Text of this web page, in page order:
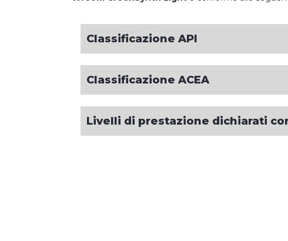
Classificazione API
Classificazione ACEA
Livelli di prestazione dichiarati